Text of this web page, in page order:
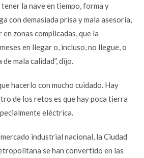
la nave en tiempo, forma y
con demasiada prisa y mala asesoría,
zonas complicadas, que la
en llegar o, incluso, no llegue, o
mala calidad”, dijo.
hacerlo con mucho cuidado. Hay
de los retos es que hay poca tierra
eléctrica.
industrial nacional, la Ciudad
se han convertido en las